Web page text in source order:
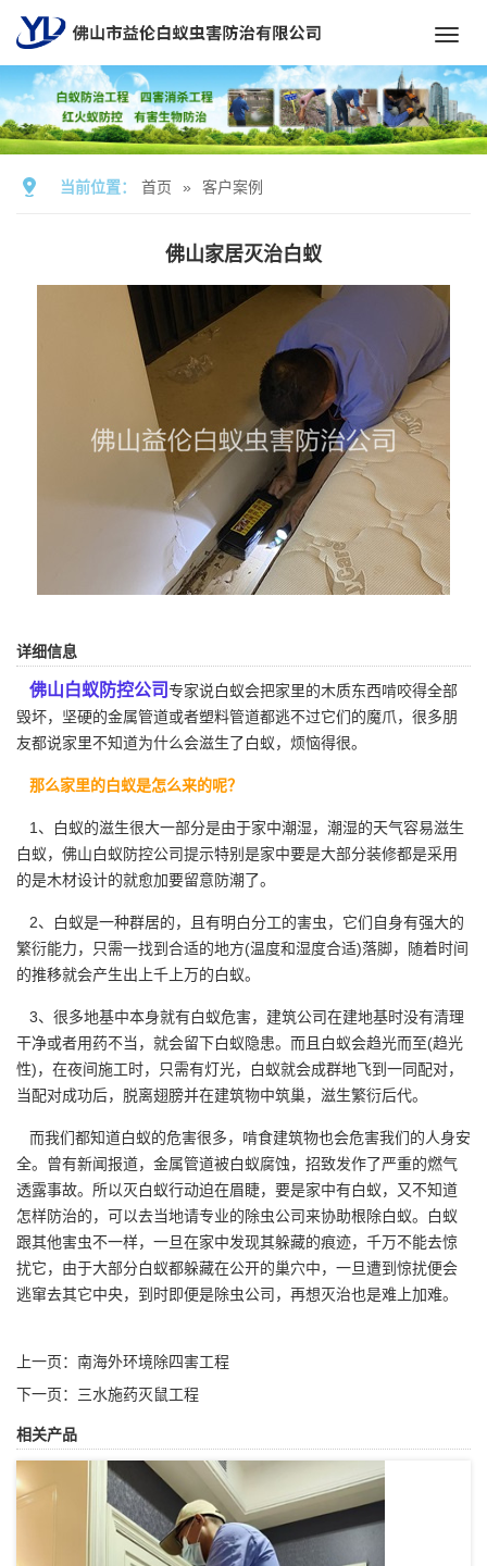
当前位置： 首页 » 客户案例
佛山家居灭治白蚁
详细信息
佛山白蚁防控公司专家说白蚁会把家里的木质东西啃咬得全部
毁坏，坚硬的金属管道或者塑料管道都逃不过它们的魔爪，很多朋
友都说家里不知道为什么会滋生了白蚁，烦恼得很。
那么家里的白蚁是怎么来的呢？
1、白蚁的滋生很大一部分是由于家中潮湿，潮湿的天气容易滋生
白蚁，佛山白蚁防控公司提示特别是家中要是大部分装修都是采用
的是木材设计的就愈加要留意防潮了。
2、白蚁是一种群居的，且有明白分工的害虫，它们自身有强大的
繁衍能力，只需一找到合适的地方(温度和湿度合适)落脚，随着时间
的推移就会产生出上千上万的白蚁。
3、很多地基中本身就有白蚁危害， 建筑公司在建地基时没有清理
干净或者用药不当，就会留下白蚁隐患。而且白蚁会趋光而至(趋光
性)，在夜间施工时，只需有灯光，白蚁就会成群地飞到一同配对，
当配对成功后，脱离翅膀并在建筑物中筑巢，滋生繁衍后代。
而我们都知道白蚁的危害很多，啃食建筑物也会危害我们的人身安
全。曾有新闻报道，金属管道被白蚁腐蚀，招致发作了严重的燃气
透露事故。所以灭白蚁行动迫在眉睫，要是家中有白蚁，又不知道
怎样防治的，可以去当地请专业的除虫公司来协助根除白蚁。白蚁
跟其他害虫不一样，一旦在家中发现其躲藏的痕迹，千万不能去惊
扰它，由于大部分白蚁都躲藏在公开的巢穴中，一旦遭到惊扰便会
逃窜去其它中央，到时即便是除虫公司，再想灭治也是难上加难。
上一页： 南海外环境除四害工程
下一页： 三水施药灭鼠工程
相关产品